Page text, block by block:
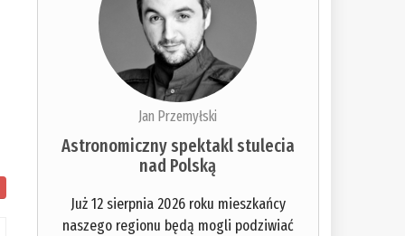
Jan Przemyłski
Astronomiczny spektakl stulecia
nad Polską
Już 12 sierpnia 2026 roku mieszkańcy
naszego regionu będą mogli podziwiać